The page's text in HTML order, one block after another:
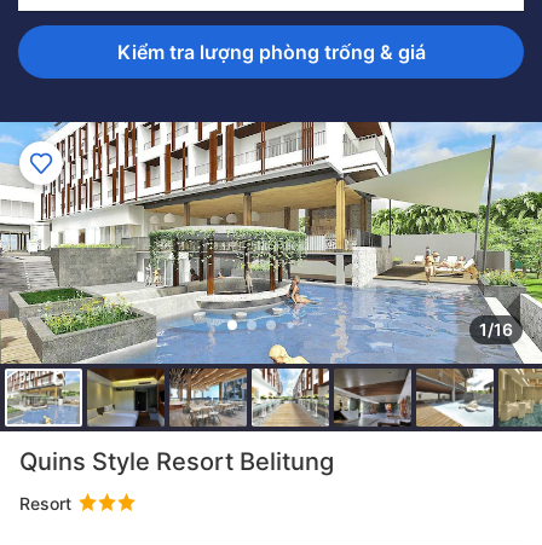
Kiểm tra lượng phòng trống & giá
1/16
Quins Style Resort Belitung
Resort